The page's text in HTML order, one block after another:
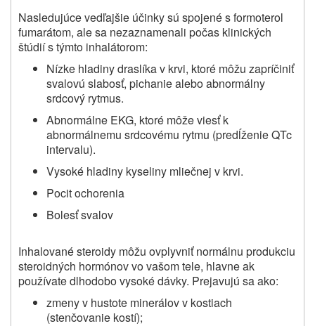
Nasledujúce vedľajšie účinky sú spojené s formoterol
fumarátom, ale sa nezaznamenali počas klinických
štúdií s týmto inhalátorom:
Nízke hladiny draslíka v krvi, ktoré môžu zapríčiniť
svalovú slabosť, pichanie alebo abnormálny
srdcový rytmus.
Abnormálne EKG, ktoré môže viesť k
abnormálnemu srdcovému rytmu (predĺženie QTc
intervalu).
Vysoké hladiny kyseliny mliečnej v krvi.
Pocit ochorenia
Bolesť svalov
Inhalované steroidy môžu ovplyvniť normálnu produkciu
steroidných hormónov vo vašom tele, hlavne ak
používate dlhodobo vysoké dávky. Prejavujú sa ako:
zmeny v hustote minerálov v kostiach
(stenčovanie kostí);